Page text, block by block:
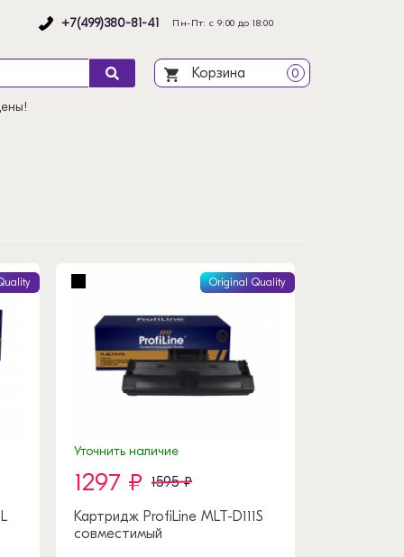
+7(499)380-81-41 Пн-Пт: с 9:00 до 18:00
Корзина 0
Original Quality
Уточнить наличие
1297 ₽ 1595 ₽
Картридж ProfiLine MLT-D111S
совместимый